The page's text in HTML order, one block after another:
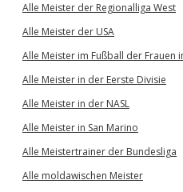
Alle Meister der Regionalliga West
Alle Meister der USA
Alle Meister im Fußball der Frauen
Alle Meister in der Eerste Divisie
Alle Meister in der NASL
Alle Meister in San Marino
Alle Meistertrainer der Bundesliga
Alle moldawischen Meister